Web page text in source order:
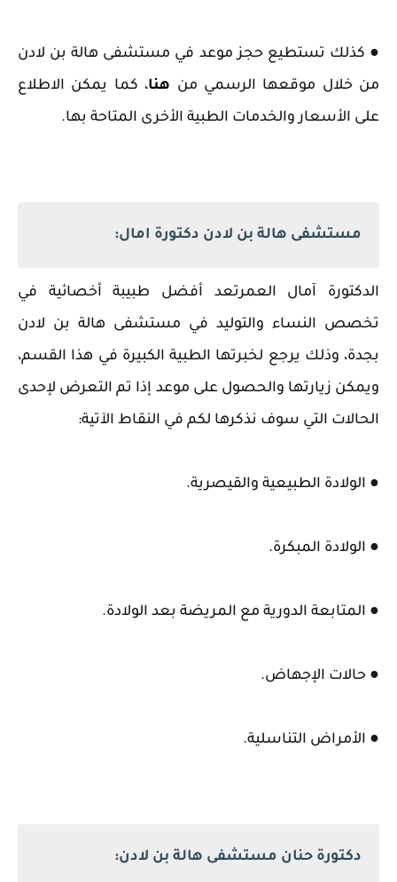
● كذلك تستطيع حجز موعد في مستشفى هالة بن لادن
من خلال موقعها الرسمي من هنا، كما يمكن الاطلاع
على الأسعار والخدمات الطبية الأخرى المتاحة بها.
مستشفى هالة بن لادن دكتورة امال:
الدكتورة آمال العمرتعد أفضل طبيبة أخصائية في
تخصص النساء والتوليد في مستشفى هالة بن لادن
بجدة، وذلك يرجع لخبرتها الطبية الكبيرة في هذا القسم،
ويمكن زيارتها والحصول على موعد إذا تم التعرض لإحدى
الحالات التي سوف نذكرها لكم في النقاط الآتية:
● الولادة الطبيعية والقيصرية.
● الولادة المبكرة.
● المتابعة الدورية مع المريضة بعد الولادة.
● حالات الإجهاض.
● الأمراض التناسلية.
دكتورة حنان مستشفى هالة بن لادن: